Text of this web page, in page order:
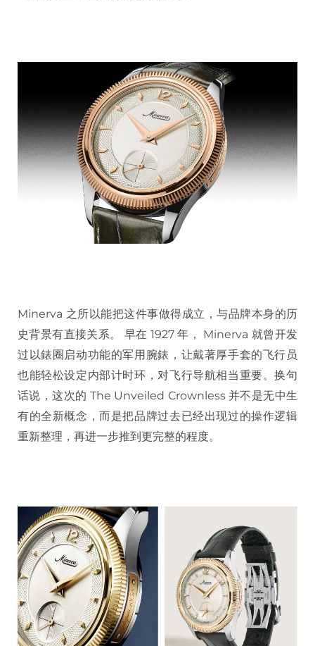
Minerva 之所以能把这件事做得成立，与品牌本身的历
史背景有直接关系。 早在 1927 年， Minerva 就曾开发
过以錶圈启动功能的军用腕錶，让戴著厚手套的飞行员
也能轻松设定内部计时环，对飞行导航相当重要。换句
话说，这次的 The Unveiled Crownless 并不是无中生
有的全新概念，而是把品牌过去已经出现过的操作逻辑
重新整理，再进一步推到更完整的程度。